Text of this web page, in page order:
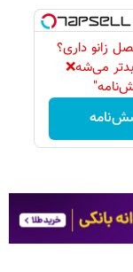
زانو داری؟
می‌شه❌